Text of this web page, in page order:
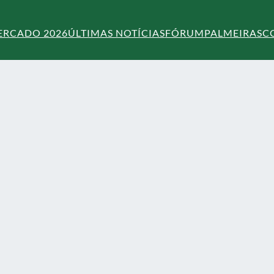
2026ÚLTIMAS NOTÍCIASFÓRUMPALMEIRAS